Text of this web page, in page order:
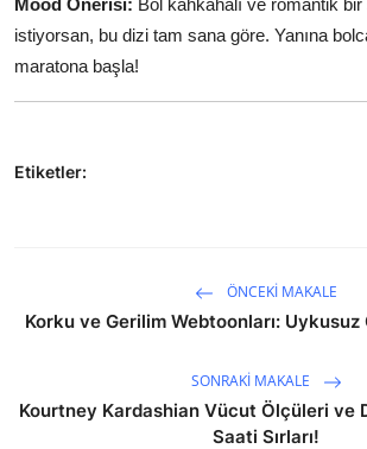
istiyorsan, bu dizi tam sana göre. Yanına
maratona başla!
Etiketler:
ÖNCEKI MAKALE
Korku ve Gerilim Webtoonları:
SONRAKI MAKALE
Kourtney Kardashian Vücut Ölçüleri ve
Saati Sırları!